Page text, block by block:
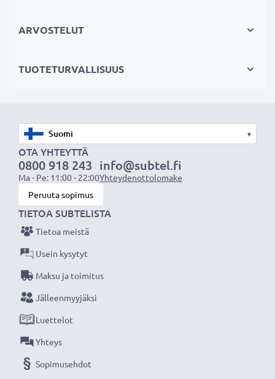
1 x mitoitetut tabletin suojakuoret
Olemme vuonna 2004 perustettu kansainvälinen
verkkokauppa, joka tarjoaa laadukkaita tuotteita, ja
siksi tarjoamme 36 kuukauden takuun!
ARVOSTELUT
TUOTETURVALLISUUS
▾
OTA YHTEYTTÄ
0800 918 243
Ma - Pe: 11:00 - 22:00
info@subtel.fi
Yhteydenottolomake
Peruuta sopimus
TIETOA SUBTELISTA
Tietoa meistä
Usein kysytyt
Maksu ja toimitus
Jälleenmyyjäksi
Luettelot
Yhteys
Sopimusehdot